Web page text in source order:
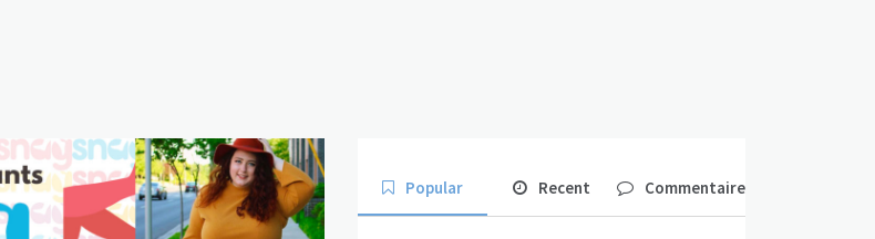
Popular Recent Commentaire